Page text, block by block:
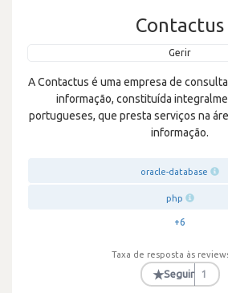
Contactus
Gerir
A Contactus é uma empresa de
informação, constituída
portugueses, que presta serviços na
informação.
oracle-database
php
+6
Taxa de resposta às
★Seguir 1